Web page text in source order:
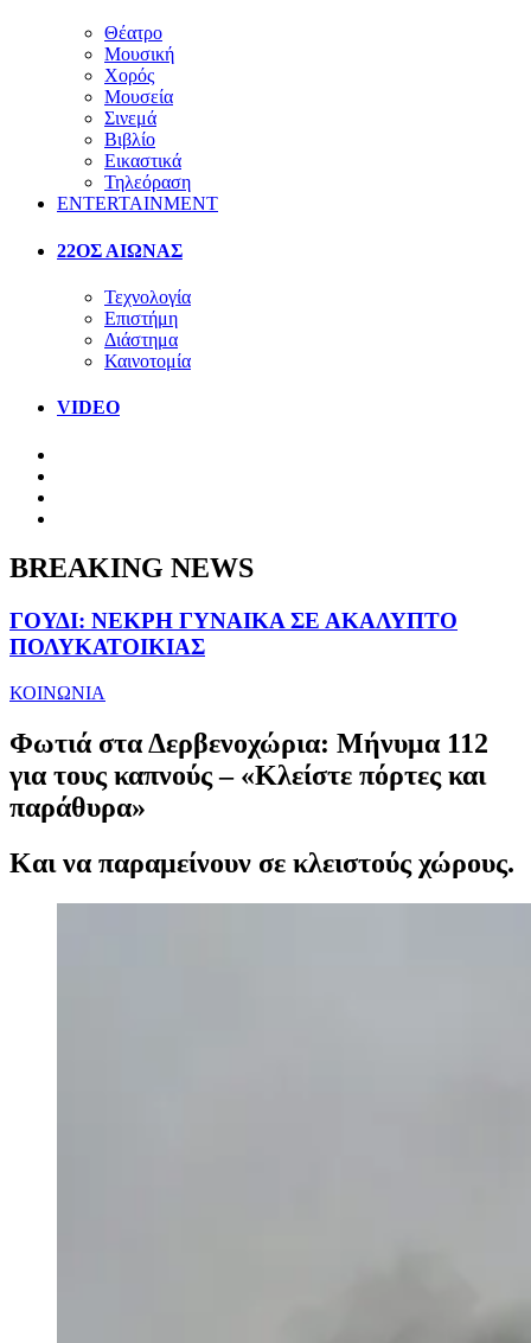
Θέατρο
Μουσική
Χορός
Μουσεία
Σινεμά
Βιβλίο
Εικαστικά
Τηλεόραση
ENTERTAINMENT
22ΟΣ ΑΙΩΝΑΣ
Τεχνολογία
Επιστήμη
Διάστημα
Καινοτομία
VIDEO
BREAKING NEWS
ΓΟΥΔΙ: ΝΕΚΡΗ ΓΥΝΑΙΚΑ ΣΕ ΑΚΑΛΥΠΤΟ
ΠΟΛΥΚΑΤΟΙΚΙΑΣ
ΚΟΙΝΩΝΙΑ
Φωτιά στα Δερβενοχώρια: Μήνυμα 112
για τους καπνούς – «Κλείστε πόρτες και
παράθυρα»
Και να παραμείνουν σε κλειστούς χώρους.